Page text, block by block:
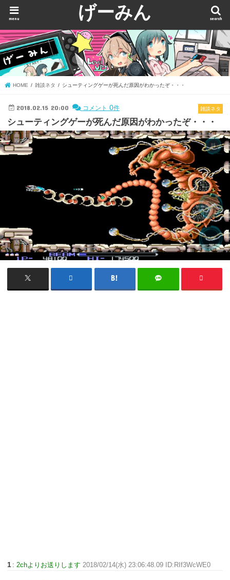
げーみん search
menu
HOME 雑談ネタ シューティングゲーが死んだ原因がわかったぞ・・・
雑談ネタ
2018.02.15 20:00 コメント 0件
シューティングゲーが死んだ原因がわかったぞ・・・
1 : 2chよりお送りします 2018/02/14(水) 23:06:48.09 ID:RIf3WcWE0